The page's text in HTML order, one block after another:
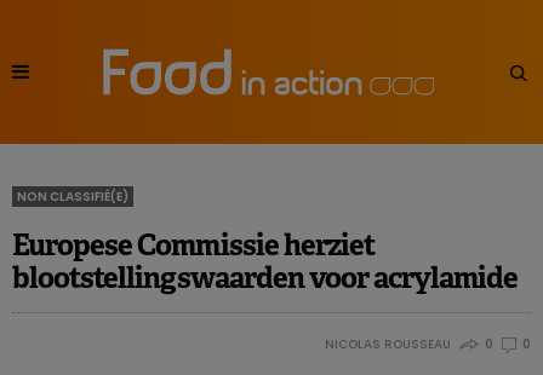
NON CLASSIFIÉ(E)
Europese Commissie herziet
blootstellingswaarden voor acrylamide
NICOLAS ROUSSEAU 0 0